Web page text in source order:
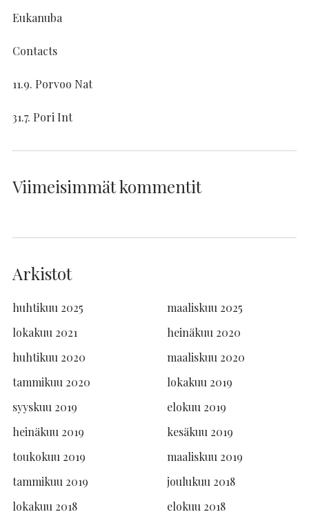
Eukanuba
Contacts
11.9. Porvoo Nat
31.7. Pori Int
Viimeisimmät kommentit
Arkistot
huhtikuu 2025
maaliskuu 2025
lokakuu 2021
heinäkuu 2020
huhtikuu 2020
maaliskuu 2020
tammikuu 2020
lokakuu 2019
syyskuu 2019
elokuu 2019
heinäkuu 2019
kesäkuu 2019
toukokuu 2019
maaliskuu 2019
tammikuu 2019
joulukuu 2018
lokakuu 2018
elokuu 2018